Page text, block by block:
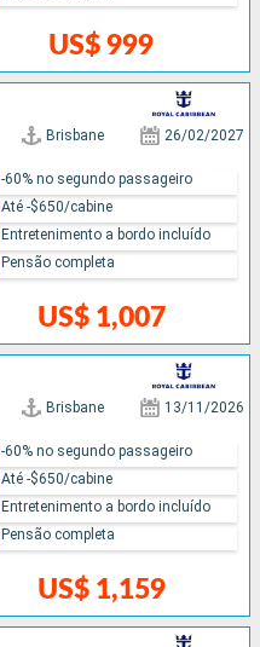
US$ 999
Brisbane 26/02/2027
US$ 1,007
-60% no segundo passageiro
Até -$650/cabine
Entretenimento a bordo incluído
Pensão completa
Brisbane 13/11/2026
US$ 1,159
-60% no segundo passageiro
Até -$650/cabine
Entretenimento a bordo incluído
Pensão completa